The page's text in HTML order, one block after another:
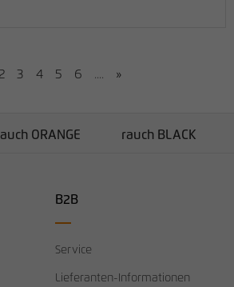
2 3 4 5 6 .... »
ORANGE rauch BLACK
B2B
Service
Lieferanten-Informationen